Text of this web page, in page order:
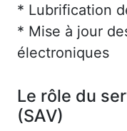
* Lubrification
* Mise à jour
électroniques
Le rôle du
(SAV)